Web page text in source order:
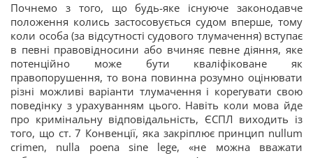
Почнемо з того, що будь-яке існуюче законодавче
положення колись застосовується судом вперше, тому
коли особа (за відсутності судового тлумачення) вступає
в певні правовідносини або вчиняє певне діяння, яке
потенційно може бути кваліфіковане як
правопорушення, то вона повинна розумно оцінювати
різні можливі варіанти тлумачення і корегувати свою
поведінку з урахуванням цього. Навіть коли мова йде
про кримінальну відповідальність, ЄСПЛ виходить із
того, що ст. 7 Конвенції, яка закріплює принцип nullum
crimen, nulla poena sine lege, «не можна вважати